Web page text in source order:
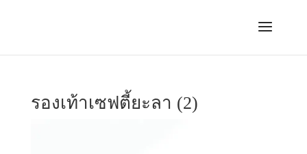
รองเท้าเซฟตี้ยะลา (2)